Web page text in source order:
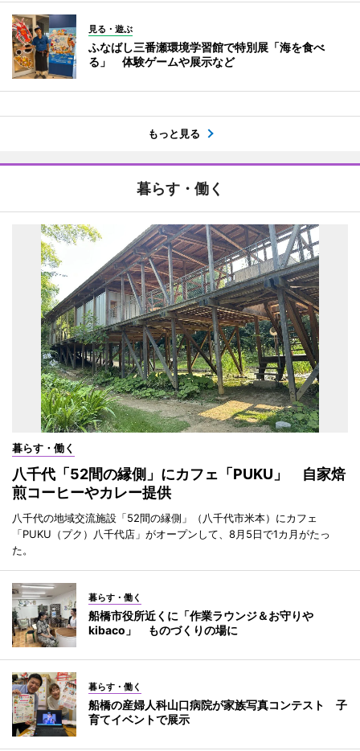
見る・遊ぶ
ふなばし三番瀬環境学習館で特別展「海を食べ
る」 体験ゲームや展示など
もっと見る
暮らす・働く
暮らす・働く
八千代「52間の縁側」にカフェ「PUKU」 自家焙
煎コーヒーやカレー提供
八千代の地域交流施設「52間の縁側」（八千代市米本）にカフェ
「PUKU（プク）八千代店」がオープンして、8月5日で1カ月がたっ
た。
暮らす・働く
船橋市役所近くに「作業ラウンジ＆お守りや
kibaco」 ものづくりの場に
暮らす・働く
船橋の産婦人科山口病院が家族写真コンテスト 子
育てイベントで展示